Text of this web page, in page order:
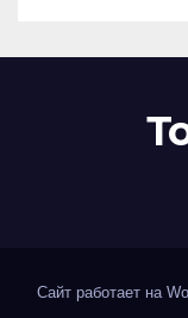
Сайт работает на